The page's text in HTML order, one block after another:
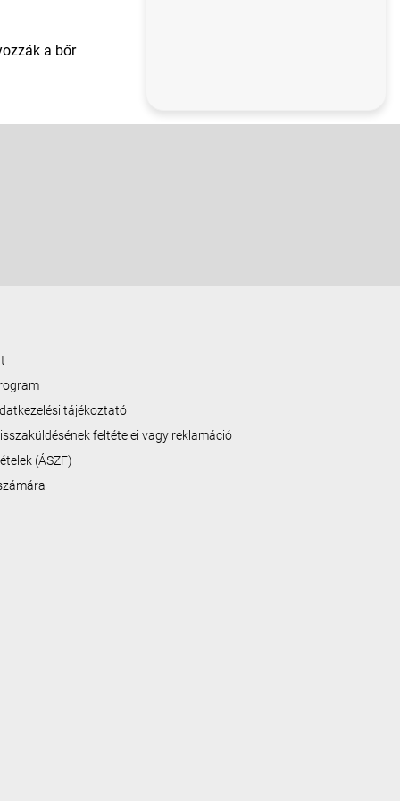
a bőr
tájékoztató
feltételei vagy reklamáció
(ÁSZF)